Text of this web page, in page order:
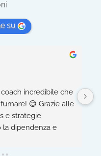
su
incredibile che
😊 Grazie alle
e strategie
la dipendenza e